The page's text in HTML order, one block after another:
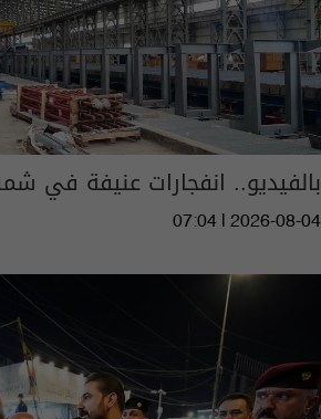
بالفيديو.. انفجارات عنيفة في
07:04 | 2026-08-04